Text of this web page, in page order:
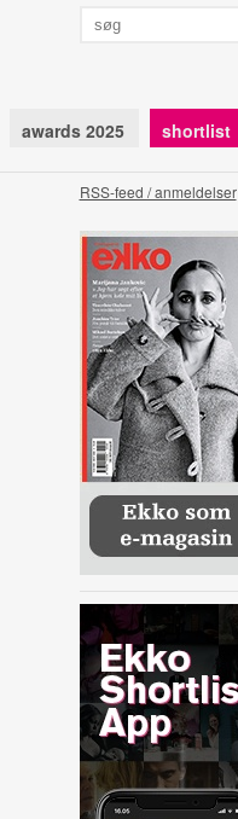
awards 2025 shortlist
RSS-feed / anmeldelser